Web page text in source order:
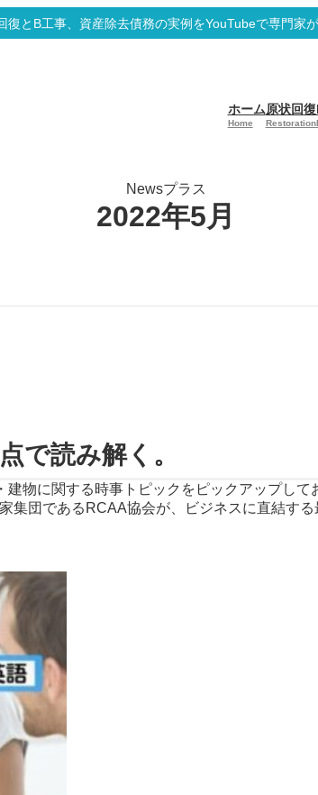
復とB工事、資産除去債務の実例をYouTubeで専門家
ホーム
Home
原状回復
Restoration
Newsプラス
2022年5月
で読み解く。
物に関する時事トピックをピックアップし
団であるRCAA協会が、ビジネスに直結す